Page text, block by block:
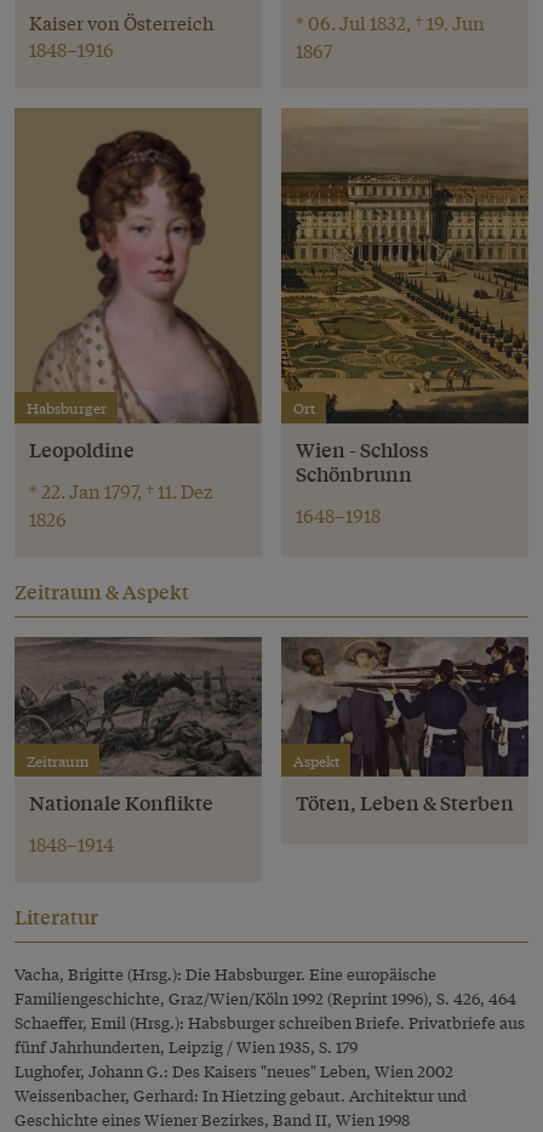
Kaiser von Österreich
1848–1916
* 06. Jul 1832, † 19. Jun
1867
Habsburger
Leopoldine
* 22. Jan 1797, † 11. Dez
1826
Ort
Wien - Schloss
Schönbrunn
1648–1918
Zeitraum & Aspekt
Zeitraum
Nationale Konflikte
1848–1914
Aspekt
Töten, Leben & Sterben
Literatur
Vacha, Brigitte (Hrsg.): Die Habsburger. Eine europäische
Familiengeschichte, Graz/Wien/Köln 1992 (Reprint 1996), S. 426, 464
Schaeffer, Emil (Hrsg.): Habsburger schreiben Briefe. Privatbriefe aus
fünf Jahrhunderten, Leipzig / Wien 1935, S. 179
Lughofer, Johann G.: Des Kaisers "neues" Leben, Wien 2002
Weissenbacher, Gerhard: In Hietzing gebaut. Architektur und
Geschichte eines Wiener Bezirkes, Band II, Wien 1998